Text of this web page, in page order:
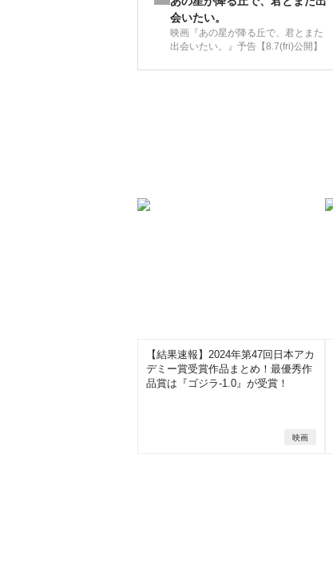
会いたい。
映画『あの星が降る丘で、君とまた
出会いたい。』予告【8.7(fri)公開】
【結果速報】2024年第47回日本アカ
デミー賞受賞作品まとめ！最優秀作
品賞は『ゴジラ-1.0』が受賞！
映画